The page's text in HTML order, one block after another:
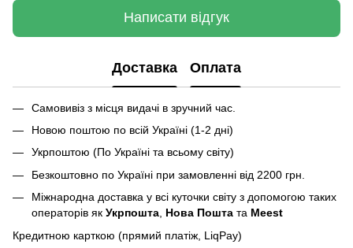
Написати відгук
Доставка Оплата
Самовивіз з місця видачі в зручний час.
Новою поштою по всій Україні (1-2 дні)
Укрпоштою (По Україні та всьому світу)
Безкоштовно по Україні при замовленні від 2200 грн.
Міжнародна доставка у всі куточки світу з допомогою таких
операторів як Укрпошта Нова Пошта та Meest
Кредитною карткою (прямий платіж, LiqPay)